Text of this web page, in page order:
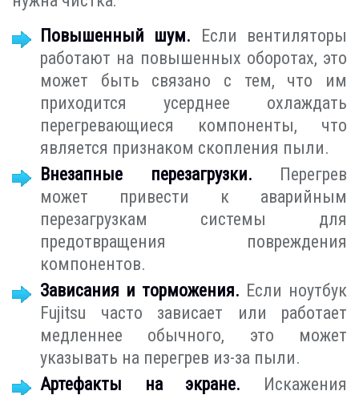
Повышенный шум. Если вентиляторы
работают на повышенных оборотах, это
может быть связано с тем, что им
приходится усерднее охлаждать
перегревающиеся компоненты, что
является признаком скопления пыли.
Внезапные перезагрузки. Перегрев
может привести к аварийным
перезагрузкам системы для
предотвращения повреждения
компонентов.
Зависания и торможения. Если ноутбук
Fujitsu часто зависает или работает
медленнее обычного, это может
указывать на перегрев из-за пыли.
Артефакты на экране. Искажения